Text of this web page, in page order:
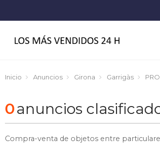
Inicio Anuncios Girona Garrigàs
0anuncios
Compra-venta de objetos entre